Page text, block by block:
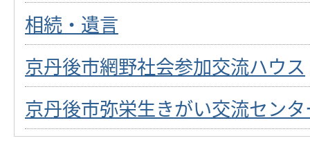
相続・遺言
京丹後市網野社会参加交流ハウス
京丹後市弥栄生きがい交流セン